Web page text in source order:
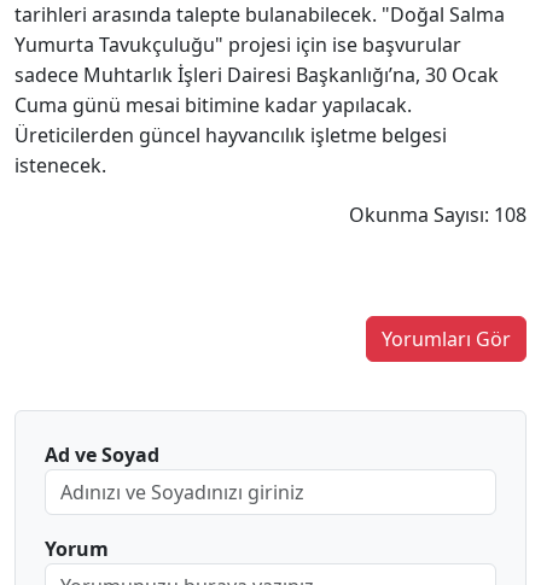
tarihleri arasında talepte bulanabilecek. "Doğal Salma
Yumurta Tavukçuluğu" projesi için ise başvurular
sadece Muhtarlık İşleri Dairesi Başkanlığı’na, 30 Ocak
Cuma günü mesai bitimine kadar yapılacak.
Üreticilerden güncel hayvancılık işletme belgesi
istenecek.
Okunma Sayısı: 108
Yorumları Gör
Ad ve Soyad
Yorum